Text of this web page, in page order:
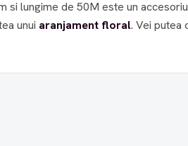
si lungime de 50M este un accesoriu
unui aranjament floral. Vei putea crea o